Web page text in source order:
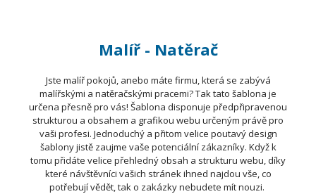
Malíř - Natěrač
Jste malíř pokojů, anebo máte firmu, která se zabývá
malířskými a natěračskými pracemi? Tak tato šablona je
určena přesně pro vás! Šablona disponuje předpřipravenou
strukturou a obsahem a grafikou webu určeným právě pro
vaši profesi. Jednoduchý a přitom velice poutavý design
šablony jistě zaujme vaše potenciální zákazníky. Když k
tomu přidáte velice přehledný obsah a strukturu webu, díky
které návštěvníci vašich stránek ihned najdou vše, co
potřebují vědět, tak o zakázky nebudete mít nouzi.